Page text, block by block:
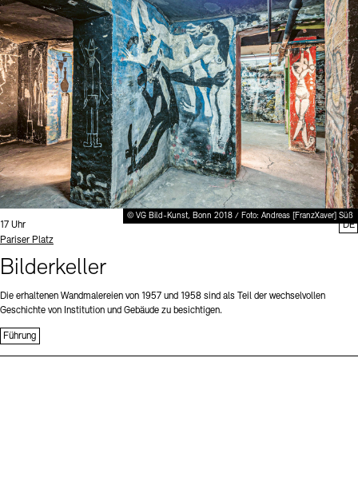
Stellenangebote Newsletter Presse
Nachhaltigkeit Kontakt
Digitale Sammlungen Exil-Archive
© VG Bild-Kunst, Bonn 2018 / Foto: Andreas [FranzXaver] Süß
Uhrzeit:
17 Uhr
Standort
Pariser Platz
Bilderkeller
Die erhaltenen Wandmalereien von 1957 und 1958 sind als Teil der wechselvollen
Geschichte von Institution und Gebäude zu besichtigen.
Führung
DE